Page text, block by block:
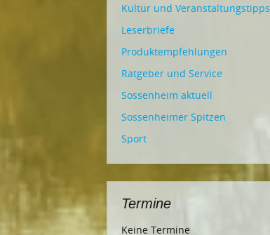
Kultur und Veranstaltungstipps
Leserbriefe
Produktempfehlungen
Ratgeber und Service
Sossenheim aktuell
Sossenheimer Spitzen
Sport
Termine
Keine Termine